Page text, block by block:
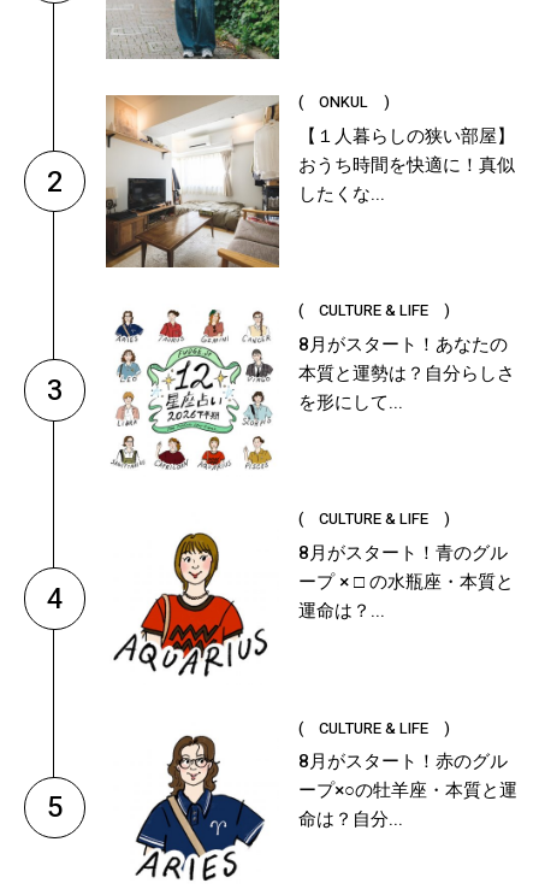
2
( ONKUL )
【１人暮らしの狭い部屋】
おうち時間を快適に！真似
したくな...
3
( CULTURE & LIFE )
8月がスタート！あなたの
本質と運勢は？自分らしさ
を形にして...
4
( CULTURE & LIFE )
8月がスタート！青のグル
ープ × □ の水瓶座・本質と
運命は？...
5
( CULTURE & LIFE )
8月がスタート！赤のグル
ープ×○の牡羊座・本質と運
命は？自分...